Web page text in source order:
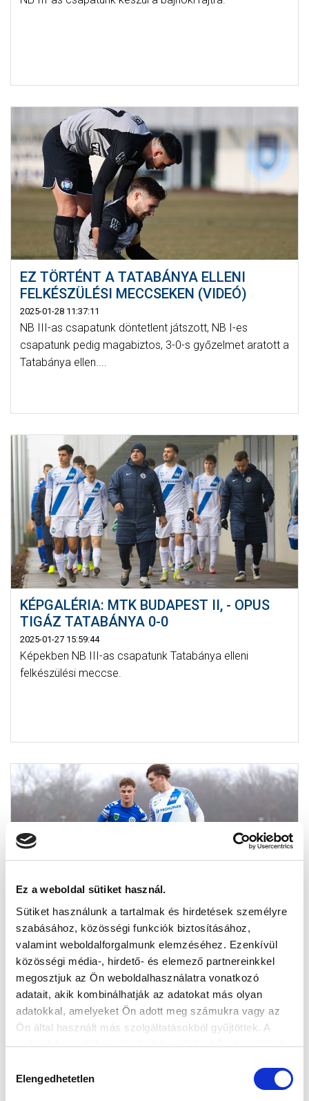
Ez a weboldal sütiket használ.
Sütiket használunk a tartalmak és hirdetések személyre
szabásához, közösségi funkciók biztosításához,
valamint weboldalforgalmunk elemzéséhez. Ezenkívül
közösségi média-, hirdető- és elemező partnereinkkel
megosztjuk az Ön weboldalhasználatra vonatkozó
adatait, akik kombinálhatják az adatokat más olyan
adatokkal, amelyeket Ön adott meg számukra vagy az
Ön által használt más szolgáltatásokból gyűjtöttek. A
weboldalon való böngészés folytatásával Ön hozzájárul a
kiválasztása
Elengedhetetlen
EZ TÖRTÉNT A TATABÁNYA ELLENI
FELKÉSZÜLÉSI MECCSEKEN (VIDEÓ)
2025-01-28 11:37:11
NB III-as csapatunk döntetlent játszott, NB I-es
csapatunk pedig magabiztos, 3-0-s győzelmet aratott a
Tatabánya ellen....
KÉPGALÉRIA: MTK BUDAPEST II, - OPUS
TIGÁZ TATABÁNYA 0-0
2025-01-27 15:59:44
Képekben NB III-as csapatunk Tatabánya elleni
felkészülési meccse.
DÖNTETLENNEL KEZDTE A FELKÉSZÜLÉST
NB III-AS CSAPATUNK
2025-01-25 13:15:35
0-0-t játszottunk a Tatabánya ellen.